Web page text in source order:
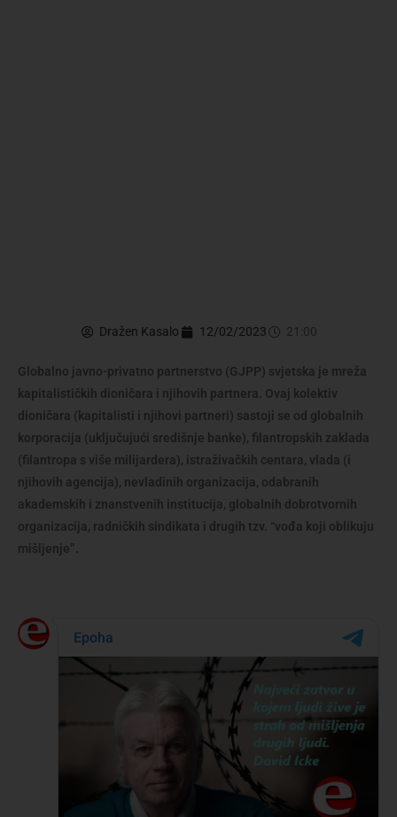
Dražen Kasalo 12/02/2023 21:00
Globalno javno-privatno partnerstvo (GJPP) svjetska je mreža
kapitalističkih dioničara i njihovih partnera. Ovaj kolektiv
dioničara (kapitalisti i njihovi partneri) sastoji se od globalnih
korporacija (uključujući središnje banke), filantropskih zaklada
(filantropa s više milijardera), istraživačkih centara, vlada (i
njihovih agencija), nevladinih organizacija, odabranih
akademskih i znanstvenih institucija, globalnih dobrotvornih
organizacija, radničkih sindikata i drugih tzv. “vođa koji oblikuju
mišljenje”.